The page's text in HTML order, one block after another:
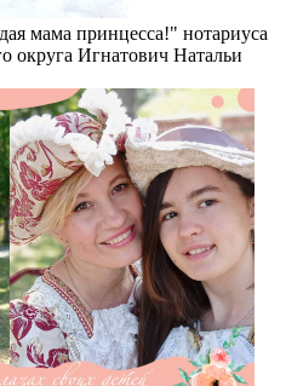
мама принцесса!" нотариуса
округа Игнатович Натальи